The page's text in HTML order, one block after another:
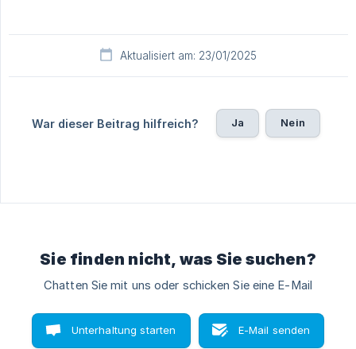
Aktualisiert am: 23/01/2025
War dieser Beitrag hilfreich? Ja Nein
Sie finden nicht, was Sie suchen?
Chatten Sie mit uns oder schicken Sie eine E-Mail
Unterhaltung starten E-Mail senden